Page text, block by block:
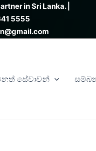
in Sri Lanka. |
5555
සේවාවන්